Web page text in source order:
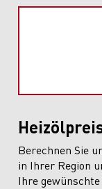
Berechnen Sie
in Ihrer Region
Ihre gewünschte